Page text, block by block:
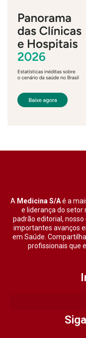
A Medicina S/Aé a
e liderança do setor
padrão editorial,
importantes avanços
em Saúde.
profissionais que